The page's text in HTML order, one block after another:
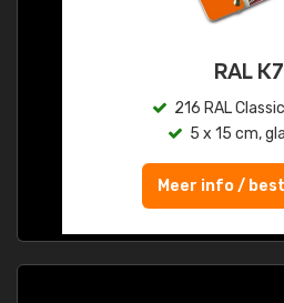
RAL K7
216 RAL
5 x 15 cm,
Meer info /